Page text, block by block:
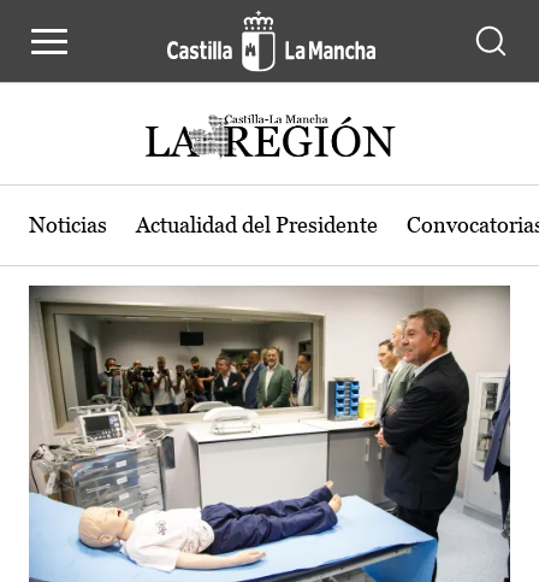
Actualidad de la región de Castilla-
Noticias Actualidad del Presidente